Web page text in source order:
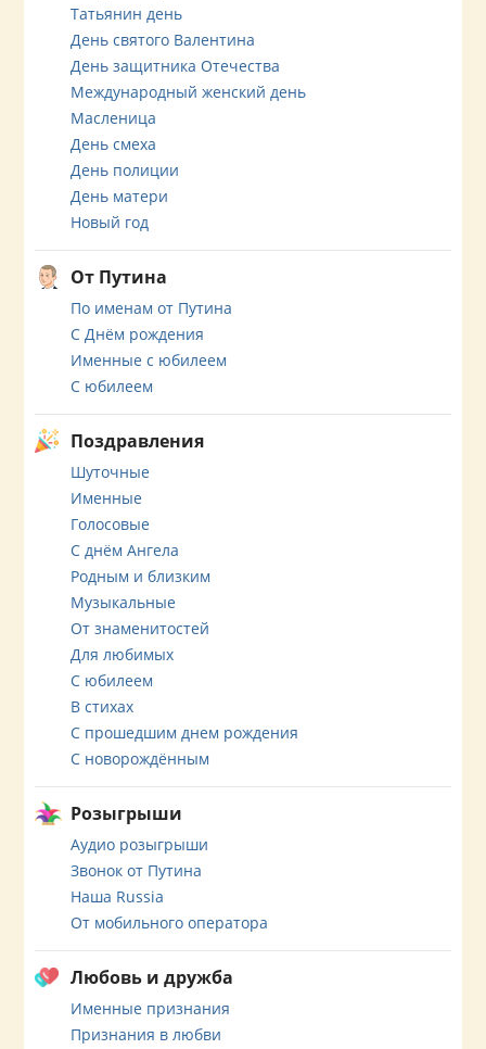
Татьянин день
День святого Валентина
День защитника Отечества
Международный женский день
Масленица
День смеха
День полиции
День матери
Новый год
От Путина
По именам от Путина
С Днём рождения
Именные с юбилеем
С юбилеем
Поздравления
Шуточные
Именные
Голосовые
С днём Ангела
Родным и близким
Музыкальные
От знаменитостей
Для любимых
С юбилеем
В стихах
С прошедшим днем рождения
С новорождённым
Розыгрыши
Аудио розыгрыши
Звонок от Путина
Наша Russia
От мобильного оператора
Любовь и дружба
Именные признания
Признания в любви